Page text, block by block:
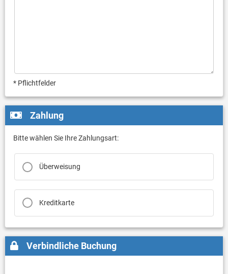
* Pflichtfelder
Zahlung
Bitte wählen Sie Ihre Zahlungsart:
Überweisung
Kreditkarte
Verbindliche Buchung